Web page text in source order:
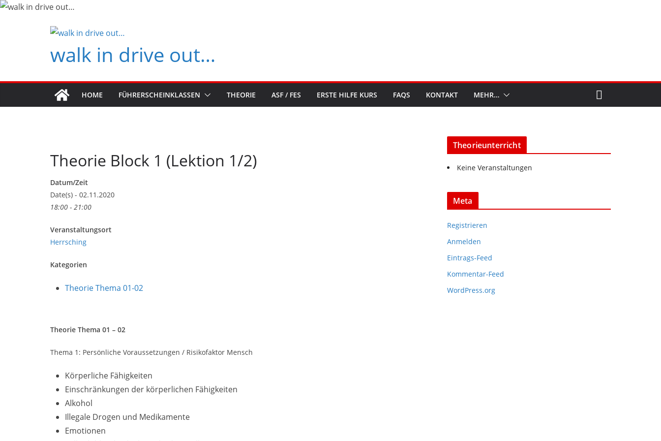
Zum
walk in drive out…
HOME FÜHRERSCHEINKLASSEN THEORIE ASF / FES ERSTE HILFE KURS FAQS KONTAKT MEHR…
Theorie Block 1 (Lektion 1/2)
Datum/Zeit
Date(s) - 02.11.2020
18:00 - 21:00
Veranstaltungsort
Herrsching
Kategorien
Theorie Thema 01-02
Theorie Thema 01 – 02
Thema 1: Persönliche Voraussetzungen / Risikofaktor Mensch
Körperliche Fähigkeiten
Einschränkungen der körperlichen Fähigkeiten
Alkohol
Illegale Drogen und Medikamente
Emotionen
Theorieunterricht
Keine Veranstaltungen
Meta
Registrieren
Anmelden
Eintrags-Feed
Kommentar-Feed
WordPress.org